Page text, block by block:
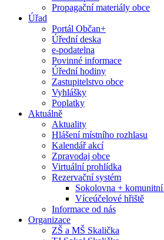
Propagační materiály obce
Úřad
Portál Občan+
Úřední deska
e-podatelna
Povinné informace
Úřední hodiny
Zastupitelstvo obce
Vyhlášky
Poplatky
Aktuálně
Aktuality
Hlášení místního rozhlasu
Kalendář akcí
Zpravodaj obce
Virtuální prohlídka
Rezervační systém
Sokolovna +
Víceúčelové hřiště
Informace od nás
Organizace
ZŠ a MŠ Skalička